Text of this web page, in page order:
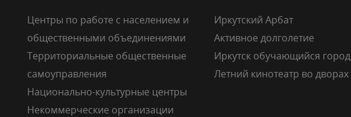
Центры по работе с населением и
общественными объединениями
Территориальные общественные
самоуправления
Национально-культурные центры
Некоммерческие организации
Иркутский Арбат
Активное долголетие
Иркутск обучающийся город
Летний кинотеатр во дворах